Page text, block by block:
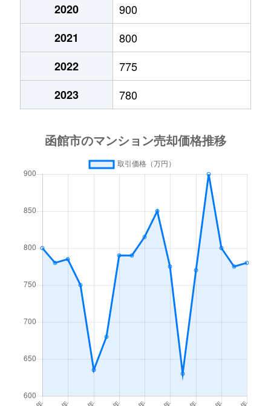
宮前町
180万円
2,200万円
梁川町
2,200万円
梁川町
2,300万円
五稜郭公園前
3,500万円 函館
湯川町
函館
湯川町
函館
1,700万円 湯の川
530万円 湯の川
520万円 湯の川
湯川町
1,300万円
湯川町
790万円 湯の川 徒歩6
2020
900
2021
800
2022
775
2023
780